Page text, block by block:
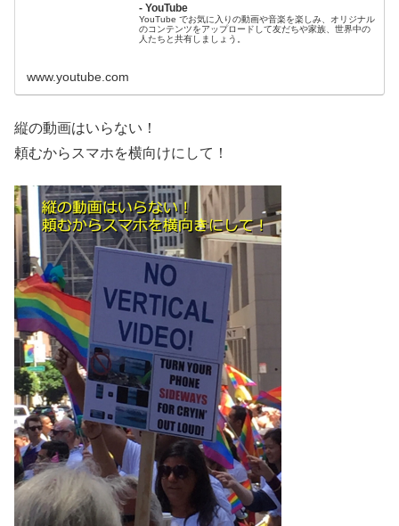
- YouTube
YouTube でお気に入りの動画や音楽を楽しみ、オリジナル
のコンテンツをアップロードして友だちや家族、世界中の
人たちと共有しましょう。
www.youtube.com
縦の動画はいらない！
頼むからスマホを横向けにして！